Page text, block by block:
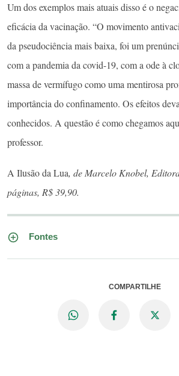
Um dos exemplos mais atuais disso é o
eficácia da vacinação. “O movimento
da pseudociência mais baixa, foi um
com a pandemia da covid-19, com a ode à
massa de vermífugo como uma mentirosa
importância do confinamento. Os efeitos
conhecidos. A questão é como chegamos
professor.
A Ilusão da Lua, de Marcelo Knobel,
páginas, R$ 39,90.
Fontes
COMPARTILHE